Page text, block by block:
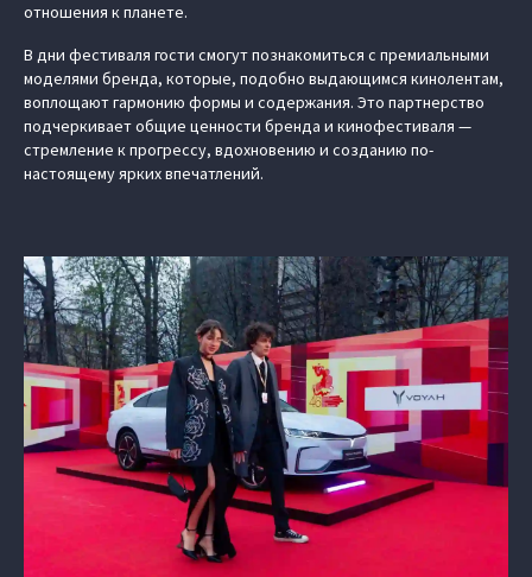
отношения к планете.
В дни фестиваля гости смогут познакомиться с премиальными
моделями бренда, которые, подобно выдающимся кинолентам,
воплощают гармонию формы и содержания. Это партнерство
подчеркивает общие ценности бренда и кинофестиваля —
стремление к прогрессу, вдохновению и созданию по-
настоящему ярких впечатлений.